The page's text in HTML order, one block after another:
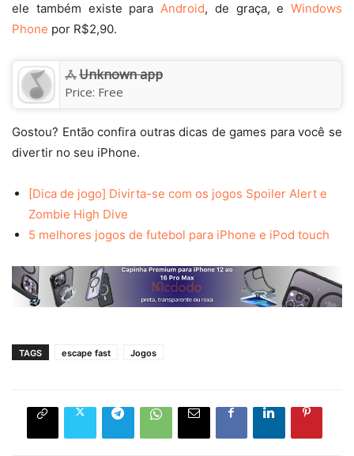
ele também existe para Android, de graça, e Windows
Phone por R$2,90.
Unknown app
Price: Free
Gostou? Então confira outras dicas de games para você se
divertir no seu iPhone.
[Dica de jogo] Divirta-se com os jogos Spoiler Alert e
Zombie High Dive
5 melhores jogos de futebol para iPhone e iPod touch
TAGS escape fast Jogos